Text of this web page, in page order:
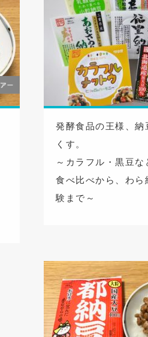
発酵食品の王様、納
くす。
～カラフル・黒豆な
食べ比べから、わら
験まで～